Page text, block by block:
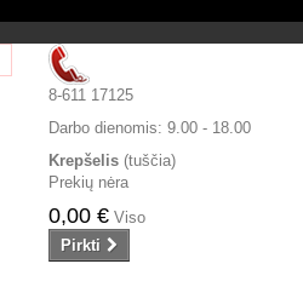
8-611 17125
Darbo dienomis:9.00 - 18.00
Krepšelis (tuščia)
Prekių nėra
0,00 € Viso
Pirkti